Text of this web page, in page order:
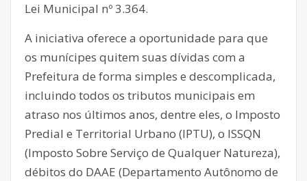
Lei Municipal nº 3.364.
A iniciativa oferece a oportunidade para que
os munícipes quitem suas dívidas com a
Prefeitura de forma simples e descomplicada,
incluindo todos os tributos municipais em
atraso nos últimos anos, dentre eles, o Imposto
Predial e Territorial Urbano (IPTU), o ISSQN
(Imposto Sobre Serviço de Qualquer Natureza),
débitos do DAAE (Departamento Autônomo de